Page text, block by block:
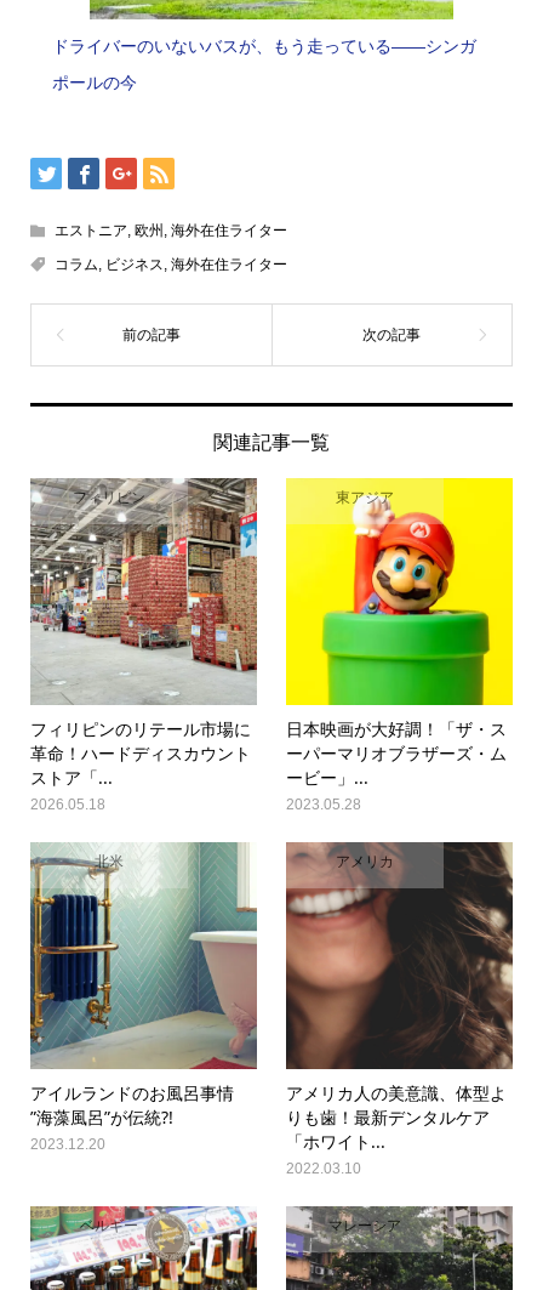
ドライバーのいないバスが、もう走っている――シンガ
ポールの今
エストニア, 欧州 , 海外在住ライター
コラム, ビジネス, 海外在住ライター
関連記事一覧
フィリピン
フィリピンのリテール市場に
革命！ハードディスカウント
ストア「...
2026.05.18
東アジア
日本映画が大好調！「ザ・ス
ーパーマリオブラザーズ・ム
ービー」...
2023.05.28
北米
アイルランドのお風呂事情
”海藻風呂”が伝統?!
2023.12.20
アメリカ
アメリカ人の美意識、体型よ
りも歯！最新デンタルケア
「ホワイト...
2022.03.10
ベルギー マレーシア